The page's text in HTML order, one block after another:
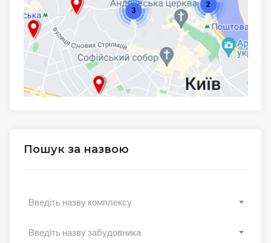
Пошук за назвою
Введіть назву комплексу
Введіть назву забудовника